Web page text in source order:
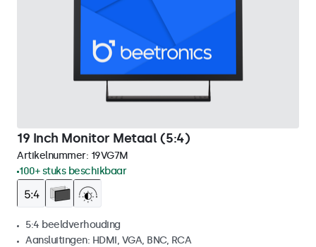
19 Inch Monitor Metaal (5:4)
Artikelnummer: 19VG7M
100+ stuks beschikbaar
5:4 beeldverhouding
Aansluitingen: HDMI, VGA, BNC, RCA